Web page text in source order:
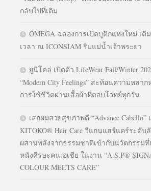
กลับไปที่เดิม
OMEGA ฉลองการเปิดบูติกแห่งใหม่ เติ
เวลา ณ ICONSIAM ริมแม่น้ำเจ้าพระยา
ยูนิโคล่ เปิดตัว LifeWear Fall/Winter
“Modern City Feelings” สะท้อนความหลา
การใช้ชีวิตผ่านเสื้อผ้าที่ตอบโจทย์ทุกวัน
เสกผมสวยสุขภาพดี “Advance Cabello”
KITOKO® Hair Care วีแกนแฮร์แคร์ระดับ
ผสานพลังจากธรรมชาติเข้ากับนวัตกรรมที่
หนังศีรษะคนเอเชีย ในงาน “A.S.P®
COLOUR MEETS CARE”